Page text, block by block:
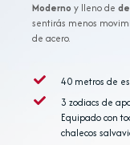
Moderno y lleno de
sentirás menos
de acero.
40 metros de
3 zodiacs de
Equipado con
chalecos